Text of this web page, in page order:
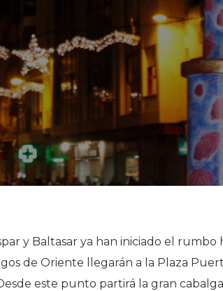
y Baltasar ya han iniciado el rumbo
de Oriente llegarán a la Plaza
este punto partirá la gran